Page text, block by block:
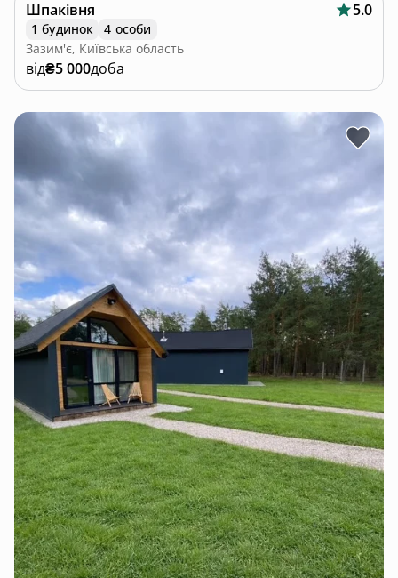
Шпаківня 5.0
1 будинок
4 особи
Зазим'є, Київська область
від₴5 000доба